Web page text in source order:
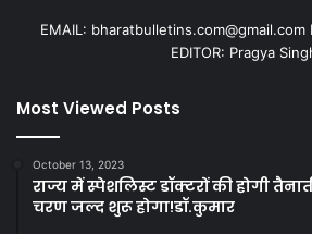
EMAIL: bharatbulletins.com@gmail.com
EDITOR: Pragya
Most Viewed Posts
October 13, 2023
राज्य में स्पेशलिस्ट डॉक्टरों की होगी
चरण जल्द शुरू होगा!डॉ.कुमार